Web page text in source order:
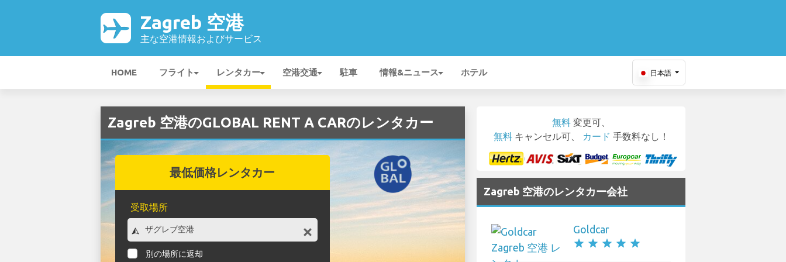
Zagreb 空港
主な空港情報およびサービス
HOME フライト レンタカー 空港交通 駐車 情報&ニュース ホテル 日本語
Zagreb 空港のGLOBAL RENT A CARのレンタカー
最低価格レンタカー
受取場所
別の場所に返却
無料変更可、
無料キャンセル可、 カード 手数料なし！
Zagreb 空港のレンタカー会社
Goldcar
star star star star star